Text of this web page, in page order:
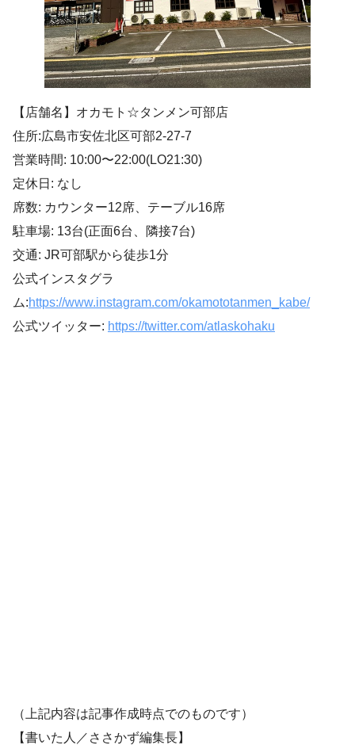
【店舗名】オカモト☆タンメン可部店
住所:広島市安佐北区可部2-27-7
営業時間: 10:00〜22:00(LO21:30)
定休日: なし
席数: カウンター12席、テーブル16席
駐車場: 13台(正面6台、隣接7台)
交通: JR可部駅から徒歩1分
公式インスタグラ
ム:https://www.instagram.com/okamototanmen_kabe/
公式ツイッター: https://twitter.com/atlaskohaku
（上記内容は記事作成時点でのものです）
【書いた人／ささかず編集長】